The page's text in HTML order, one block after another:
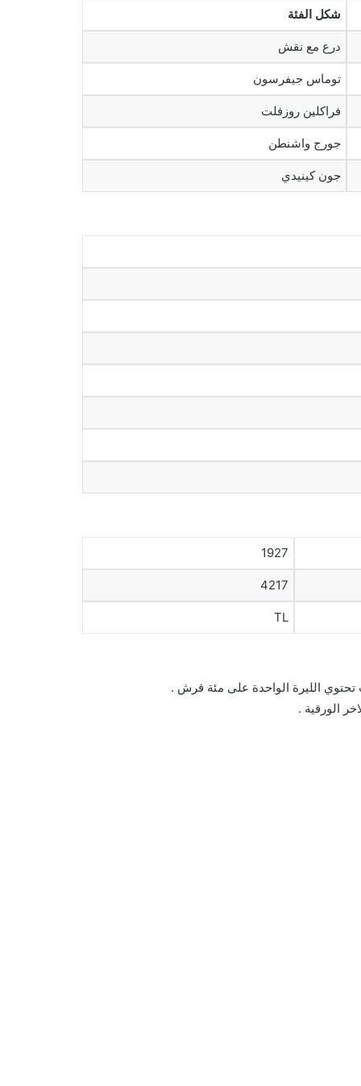
شكل الفئة
درع مع نقش
توماس جيفرسون
فراكلين روزفلت
جورج واشنطن
جون كينيدي
1927
4217
TL
تحتوي الليرة الواحدة على مئة قرش .
الورقية .